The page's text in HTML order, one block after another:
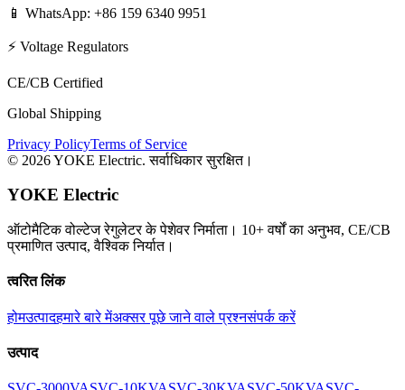
📱 WhatsApp: +86 159 6340 9951
⚡ Voltage Regulators
CE/CB Certified
Global Shipping
Privacy PolicyTerms of Service
© 2026YOKE Electric.सर्वाधिकार सुरक्षित।
YOKE Electric
ऑटोमैटिक वोल्टेज रेगुलेटर के पेशेवर निर्माता। 10+ वर्षों का अनुभव, CE/CB
प्रमाणित उत्पाद, वैश्विक निर्यात।
त्वरित लिंक
होमउत्पादहमारे बारे मेंअक्सर पूछे जाने वाले प्रश्नसंपर्क करें
उत्पाद